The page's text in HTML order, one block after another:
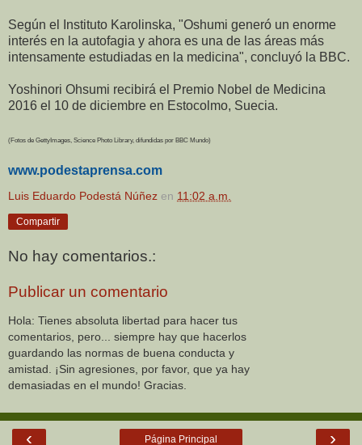
Según el Instituto Karolinska, "Oshumi generó un enorme
interés en la autofagia y ahora es una de las áreas más
intensamente estudiadas en la medicina", concluyó la BBC.
Yoshinori Ohsumi recibirá el Premio Nobel de Medicina
2016 el 10 de diciembre en Estocolmo, Suecia.
(Fotos de GettyImages, Science Photo Library, difundidas por BBC Mundo)
www.podestaprensa.com
Luis Eduardo Podestá Núñez en 11:02 a.m.
Compartir
No hay comentarios.:
Publicar un comentario
Hola: Tienes absoluta libertad para hacer tus
comentarios, pero... siempre hay que hacerlos
guardando las normas de buena conducta y
amistad. ¡Sin agresiones, por favor, que ya hay
demasiadas en el mundo! Gracias.
‹ ›
Página Principal